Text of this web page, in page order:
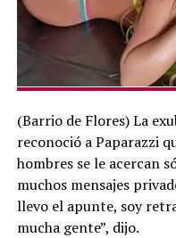
(Barrio de Flores) La
reconoció a Paparazzi
hombres se le acercan
muchos mensajes
llevo el apunte, soy
mucha gente”, dijo.